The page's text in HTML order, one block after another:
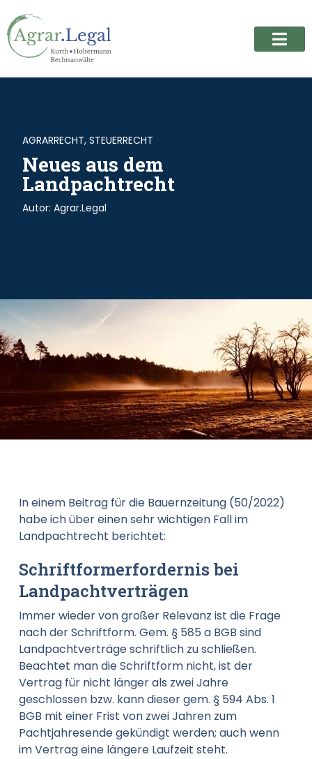
AGRARRECHT, STEUERRECHT
Neues aus dem
Landpachtrecht
Autor: Agrar.Legal
In einem Beitrag für die Bauernzeitung (50/2022)
habe ich über einen sehr wichtigen Fall im
Landpachtrecht berichtet:
Schriftformerfordernis bei
Landpachtverträgen
Immer wieder von großer Relevanz ist die Frage
nach der Schriftform. Gem. § 585 a BGB sind
Landpachtverträge schriftlich zu schließen.
Beachtet man die Schriftform nicht, ist der
Vertrag für nicht länger als zwei Jahre
geschlossen bzw. kann dieser gem. § 594 Abs. 1
BGB mit einer Frist von zwei Jahren zum
Pachtjahresende gekündigt werden; auch wenn
im Vertrag eine längere Laufzeit steht.